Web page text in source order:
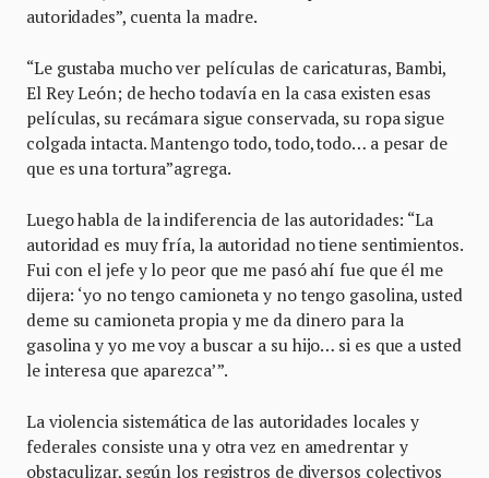
autoridades”, cuenta la madre.
“Le gustaba mucho ver películas de caricaturas, Bambi,
El Rey León; de hecho todavía en la casa existen esas
películas, su recámara sigue conservada, su ropa sigue
colgada intacta. Mantengo todo, todo, todo… a pesar de
que es una tortura”agrega.
Luego habla de la indiferencia de las autoridades: “La
autoridad es muy fría, la autoridad no tiene sentimientos.
Fui con el jefe y lo peor que me pasó ahí fue que él me
dijera: ‘yo no tengo camioneta y no tengo gasolina, usted
deme su camioneta propia y me da dinero para la
gasolina y yo me voy a buscar a su hijo… si es que a usted
le interesa que aparezca’”.
La violencia sistemática de las autoridades locales y
federales consiste una y otra vez en amedrentar y
obstaculizar, según los registros de diversos colectivos